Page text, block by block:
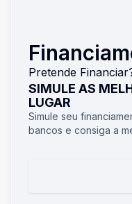
Pretende
SIMULE AS
LUGAR
Simule seu
bancos e consiga a